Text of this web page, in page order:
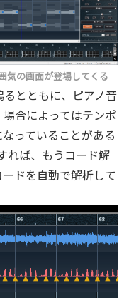
気の画面が登場してくる
とともに、ピアノ音
合によってはテンポ
っていることがある
れば、もうコード解
ドを自動で解析して